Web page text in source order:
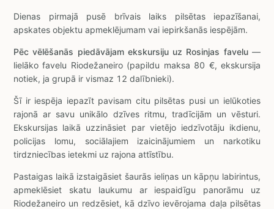
Dienas pirmajā pusē brīvais laiks pilsētas iepazīšanai,
apskates objektu apmeklējumam vai iepirkšanās iespējām.
Pēc vēlēšanās piedāvājam ekskursiju uz Rosinjas favelu —
lielāko favelu Riodežaneiro (papildu maksa 80 €, ekskursija
notiek, ja grupā ir vismaz 12 dalībnieki).
Šī ir iespēja iepazīt pavisam citu pilsētas pusi un ielūkoties
rajonā ar savu unikālo dzīves ritmu, tradīcijām un vēsturi.
Ekskursijas laikā uzzināsiet par vietējo iedzīvotāju ikdienu,
policijas lomu, sociālajiem izaicinājumiem un narkotiku
tirdzniecības ietekmi uz rajona attīstību.
Pastaigas laikā izstaigāsiet šaurās ieliņas un kāpņu labirintus,
apmeklēsiet skatu laukumu ar iespaidīgu panorāmu uz
Riodežaneiro un redzēsiet, kā dzīvo ievērojama daļa pilsētas